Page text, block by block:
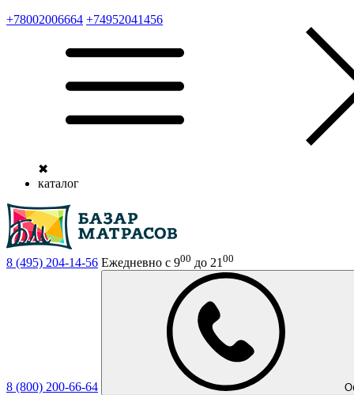
+78002006664 +74952041456
✖
каталог
8 (495) 204-14-56 Ежедневно с 900 до 21 00
8 (800) 200-66-64